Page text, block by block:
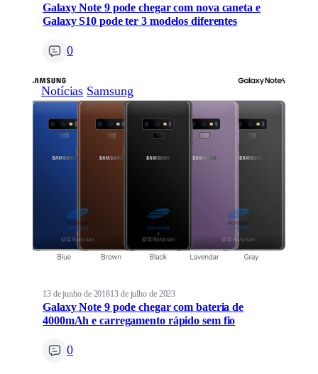
Galaxy Note 9 pode chegar com nova caneta e
Galaxy S10 pode ter 3 modelos diferentes
0
Notícias Samsung
13 de junho de 201813 de julho de 2023
Galaxy Note 9 pode chegar com bateria de
4000mAh e carregamento rápido sem fio
0